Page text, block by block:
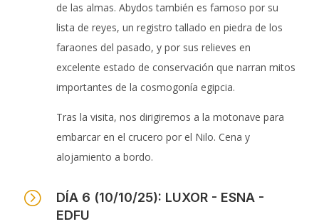
de las almas. Abydos también es famoso por su
lista de reyes, un registro tallado en piedra de los
faraones del pasado, y por sus relieves en
excelente estado de conservación que narran mitos
importantes de la cosmogonía egipcia.
Tras la visita, nos dirigiremos a la motonave para
embarcar en el crucero por el Nilo. Cena y
alojamiento a bordo.
=
DÍA 6 (10/10/25): LUXOR - ESNA -
EDFU